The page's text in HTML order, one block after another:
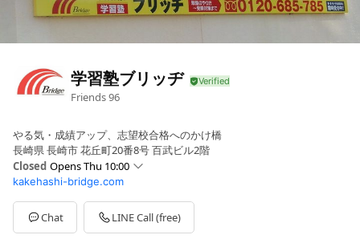
学習塾ブリッヂ
Friends96
やる気・成績アップ、志望校合格へのかけ橋
長崎県 長崎市 花丘町20番8号 百武ビル2階
Closed Opens Thu 10:00
SunClosed
Mon10:00 - 21:30
Tue10:00 - 21:30
Wed10:00 - 21:30
kakehashi-bridge.com
Chat LINE Call (free)